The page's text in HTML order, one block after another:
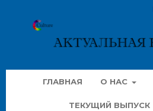
ГЛАВНАЯ О НАС
ТЕКУЩИЙ ВЫПУСК